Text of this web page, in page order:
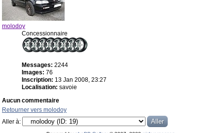
molodoy
Concessionnaire
Messages: 2244
Images: 76
Inscription: 13 Jan 2008, 23:27
Localisation: savoie
Aucun commentaire
Retourner vers molodoy
Aller à: